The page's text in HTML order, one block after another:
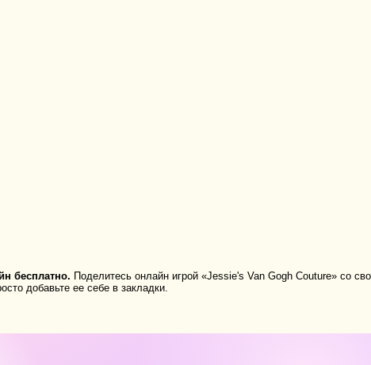
бесплатно. Поделитесь онлайн игрой «Jessie's Van Gogh Couture» со
добавьте ее себе в закладки.